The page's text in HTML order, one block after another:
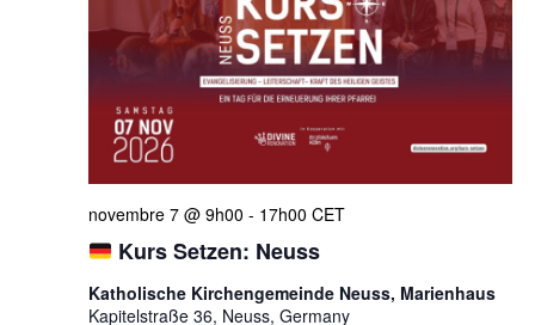
Kurs Setzen: Neuss
novembre 7 @ 9h00 - 17h00 CET
Katholische Kirchengemeinde Neuss, Marienhaus
Kapitelstraße 36, Neuss, Germany